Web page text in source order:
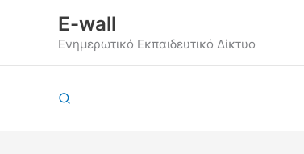
περιεχόμενο
E-wall
Ενημερωτικό Εκπαιδευτικό Δίκτυο
Αναζήτηση